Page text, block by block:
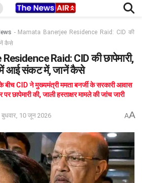
- Mamata Banerjee Residence Raid: CID की
कैसे
Raid: CID की छापेमारी,
आई संकट में, जानें कैसे
CID ने मुख्यमंत्री ममता बनर्जी के सरकारी आवास
छापेमारी की, जाली हस्ताक्षर मामले की जांच जारी
बुधवार, 10 जून 2026 AA